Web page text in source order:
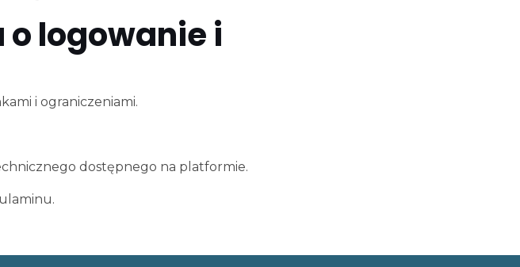
o logowanie i
i ograniczeniami.
dostępnego na platformie.